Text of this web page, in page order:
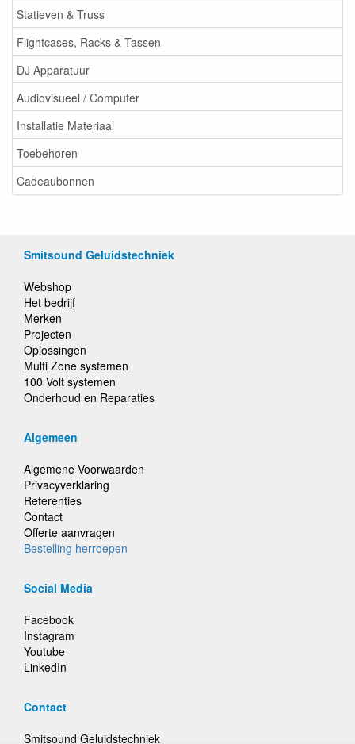
Statieven & Truss
Flightcases, Racks & Tassen
DJ Apparatuur
Audiovisueel / Computer
Installatie Materiaal
Toebehoren
Cadeaubonnen
Smitsound Geluidstechniek
Webshop
Het bedrijf
Merken
Projecten
Oplossingen
Multi Zone systemen
100 Volt systemen
Onderhoud en Reparaties
Algemeen
Algemene Voorwaarden
Privacyverklaring
Referenties
Contact
Offerte aanvragen
Bestelling herroepen
Social Media
Facebook
Instagram
Youtube
LinkedIn
Contact
Smitsound Geluidstechniek